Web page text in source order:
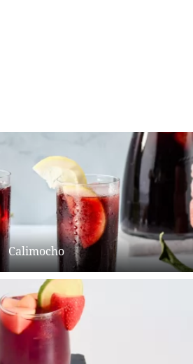
Calimocho